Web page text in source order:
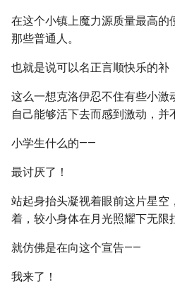
在这个小镇上魔力源质量最高的
那些普通人。
也就是说可以名正言顺快乐的补
这么一想克洛伊忍不住有些小激
自己能够活下去而感到激动，并
小学生什么的——
最讨厌了！
站起身抬头凝视着眼前这片星空
着，较小身体在月光照耀下无限
就仿佛是在向这个宣告——
我来了！